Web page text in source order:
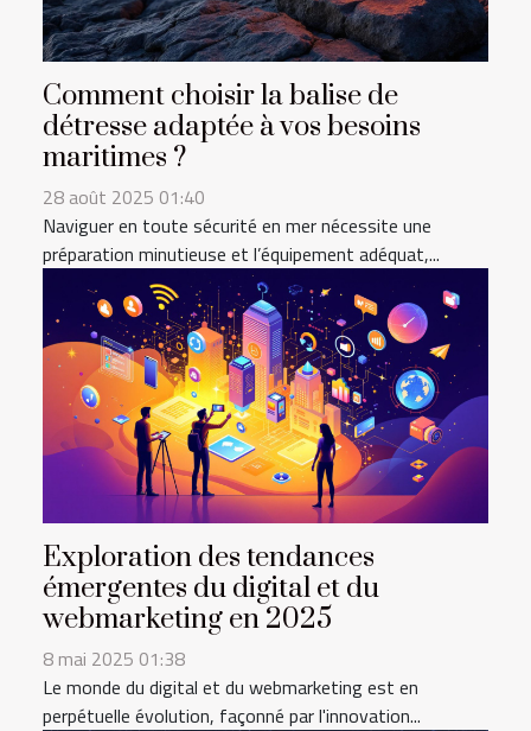
Comment choisir la balise de
détresse adaptée à vos besoins
maritimes ?
28 août 2025 01:40
Naviguer en toute sécurité en mer nécessite une
préparation minutieuse et l’équipement adéquat,...
Exploration des tendances
émergentes du digital et du
webmarketing en 2025
8 mai 2025 01:38
Le monde du digital et du webmarketing est en
perpétuelle évolution, façonné par l'innovation...